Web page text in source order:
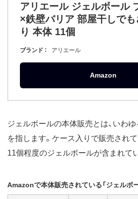
アリエール ジェルボール
×鉄壁バリア 部屋干しで
り 本体 11個
ブランド アリエール
Amazon
ジェルボールの本体販売とは、いわ
を指します。ケース入りで販売され
11個程度のジェルボールが含まれて
Amazonで本体販売されている「ジェルボー